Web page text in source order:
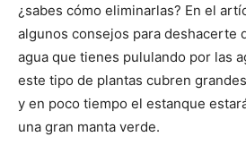
¿sabes cómo eliminarlas? En el
algunos consejos para deshacerte
agua que tienes pululando por las
este tipo de plantas cubren
y en poco tiempo el estanque
una gran manta verde.